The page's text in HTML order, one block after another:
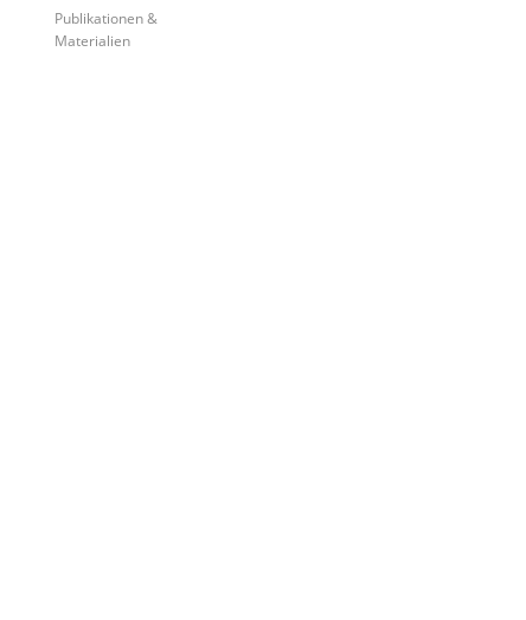
Publikationen &
Materialien